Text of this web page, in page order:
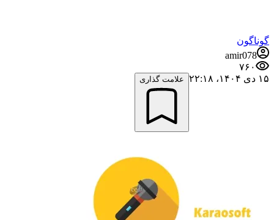
گوناگون
amir078
۷۶۰
۱۵ دی ۱۴۰۴،‏ ۲۲:۱۸
علامت گذاری